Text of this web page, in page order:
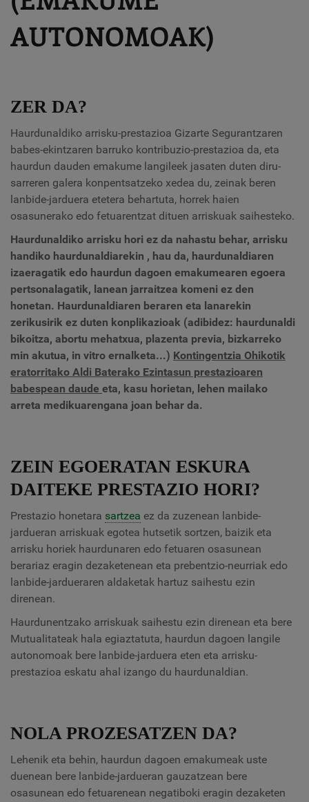
AUTONOMOAK)
ZER DA?
Haurdunaldiko arrisku-prestazioa Gizarte Segurantzaren
babes-ekintzaren barruko kontribuzio-prestazioa da, eta
haurdun dauden emakume langileek jasaten duten diru-
sarreren galera konpentsatzeko xedea du, zeinak beren
lanbide-jarduera etetera behartuta, horrek haien
osasunerako edo fetuarentzat dituen arriskuak saihesteko.
Haurdunaldiko arrisku hori ez da nahastu behar, arrisku
handiko haurdunaldiarekin , hau da, haurdunaldiaren
izaeragatik edo haurdun dagoen emakumearen egoera
pertsonalagatik, lanean jarraitzea komeni ez den
honetan. Haurdunaldiaren beraren eta lanarekin
zerikusirik ez duten konplikazioak (adibidez: haurdunaldi
bikoitza, abortu mehatxua, plazenta previa, bizkarreko
min akutua, in vitro ernalketa...) Kontingentzia Ohikotik
eratorritako Aldi Baterako Ezintasun prestazioaren
babespean daude eta, kasu horietan, lehen mailako
arreta medikuarengana joan behar da.
ZEIN EGOERATAN ESKURA
DAITEKE PRESTAZIO HORI?
Prestazio honetara sartzea ez da zuzenean lanbide-
jardueran arriskuak egotea hutsetik sortzen, baizik eta
arrisku horiek haurdunaren edo fetuaren osasunean
berariaz eragin dezaketenean eta prebentzio-neurriak edo
lanbide-jardueraren aldaketak hartuz saihestu ezin
direnean.
Haurdunentzako arriskuak saihestu ezin direnean eta bere
Mutualitateak hala egiaztatuta, haurdun dagoen langile
autonomoak bere lanbide-jarduera eten eta arrisku-
prestazioa eskatu ahal izango du haurdunaldian.
NOLA PROZESATZEN DA?
Lehenik eta behin, haurdun dagoen emakumeak uste
duenean bere lanbide-jardueran gauzatzean bere
osasunean edo fetuarenean negatiboki eragin dezaketen